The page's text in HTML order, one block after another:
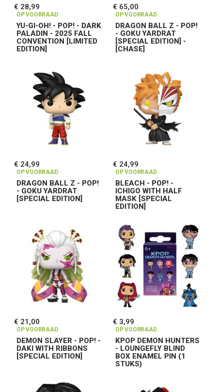
YU-GI-OH! - POP! - DARK
PALADIN - 2025 FALL
CONVENTION [LIMITED
EDITION]
€ 28,99
OP VOORRAAD
DRAGON BALL Z - POP!
- GOKU YARDRAT
[SPECIAL EDITION] -
[CHASE]
€ 65,00
OP VOORRAAD
DRAGON BALL Z - POP!
- GOKU YARDRAT
[SPECIAL EDITION]
€ 24,99
OP VOORRAAD
BLEACH - POP! -
ICHIGO WITH HALF
MASK [SPECIAL
EDITION]
€ 24,99
OP VOORRAAD
DEMON SLAYER - POP! -
DAKI WITH RIBBONS
[SPECIAL EDITION]
€ 21,00
OP VOORRAAD
KPOP DEMON HUNTERS
- LOUNGEFLY BLIND
BOX ENAMEL PIN (1
STUKS)
€ 3,99
OP VOORRAAD